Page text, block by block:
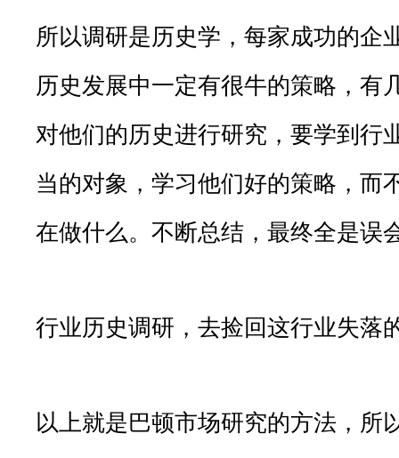
所以调研是历史学，每家成功的企
历史发展中一定有很牛的策略，有
对他们的历史进行研究，要学到行
当的对象，学习他们好的策略，而
在做什么。不断总结，最终全是误
行业历史调研，去捡回这行业失落
以上就是巴顿市场研究的方法，所